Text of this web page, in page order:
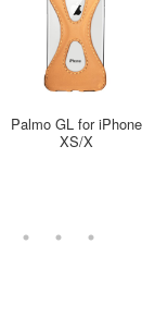
Palmo GL for iPhone
XS/X